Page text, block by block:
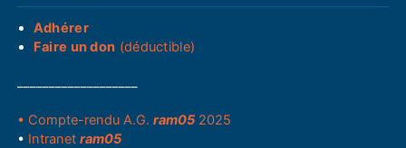
Adhérer
Faire un don (déductible)
• Compte-rendu A.G.ram05 2025
• Intranetram05